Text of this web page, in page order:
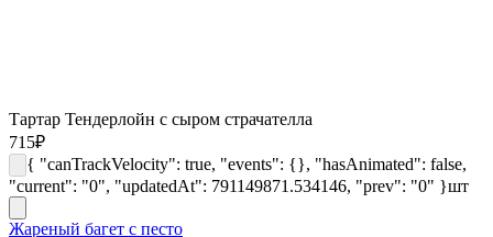
Тартар Тендерлойн с сыром страчателла
715₽
{ "canTrackVelocity": true, "events": {}, "hasAnimated": false,
"current": "0", "updatedAt": 791149871.534146, "prev": "0" }шт
Жареный багет с песто